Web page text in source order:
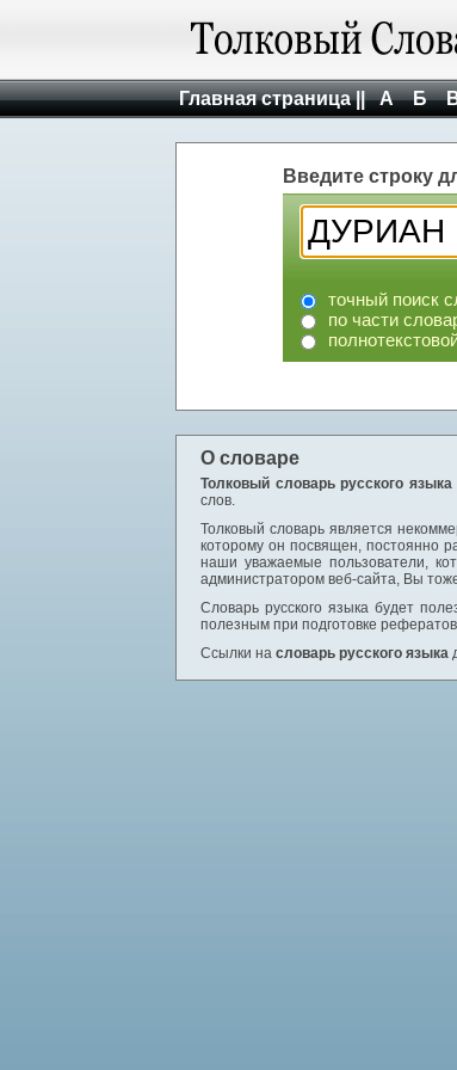
Главная страница || А Б
Введите строку
точный поиск
по части
О словаре
Толковый словарь русского языка
слов.
Толковый словарь является
которому он посвящен, постоянно
наши уважаемые пользователи,
администратором веб-сайта, Вы
Словарь русского языка будет
полезным при подготовке
Ссылки на словарь русского языка